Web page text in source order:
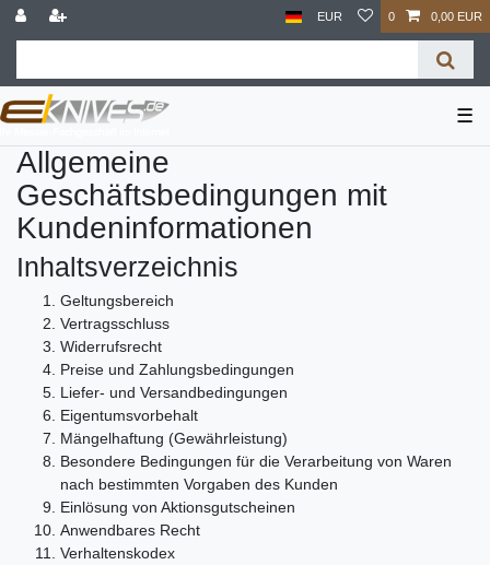
EUR 0 0,00 EUR
☰
Allgemeine
Geschäftsbedingungen mit
Kundeninformationen
Inhaltsverzeichnis
Geltungsbereich
Vertragsschluss
Widerrufsrecht
Preise und Zahlungsbedingungen
Liefer- und Versandbedingungen
Eigentumsvorbehalt
Mängelhaftung (Gewährleistung)
Besondere Bedingungen für die Verarbeitung von Waren
nach bestimmten Vorgaben des Kunden
Einlösung von Aktionsgutscheinen
Anwendbares Recht
Verhaltenskodex